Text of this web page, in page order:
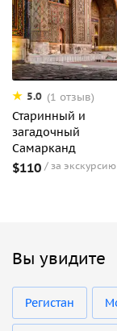
5.0 (1 отзыв)
Старинный и
загадочный
Самарканд
$110 за экскурсию
Вы увидите
Регистан